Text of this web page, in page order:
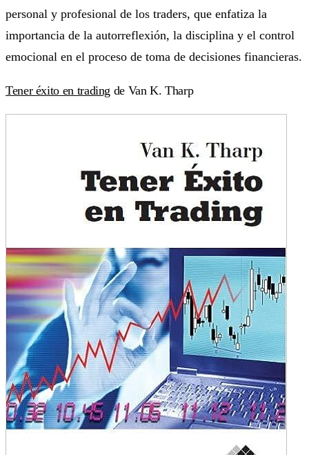
personal y profesional de los traders, que enfatiza la
importancia de la autorreflexión, la disciplina y el control
emocional en el proceso de toma de decisiones financieras.
Tener éxito en trading de Van K. Tharp